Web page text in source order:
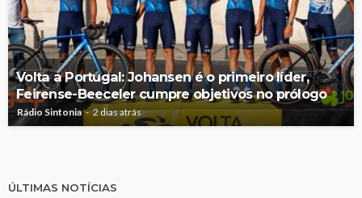
Volta a Portugal: Johansen é o primeiro líder,
Feirense-Beeceler cumpre objetivos no prólogo
Rádio Sintonia 2 dias atrás
ÚLTIMAS NOTÍCIAS